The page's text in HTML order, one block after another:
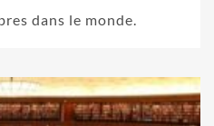
dans le monde.